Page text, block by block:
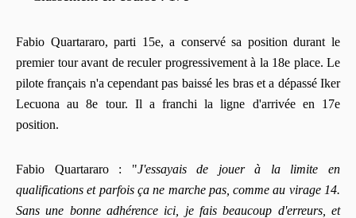
Fabio Quartararo, parti 15e, a conservé sa position durant le
premier tour avant de reculer progressivement à la 18e place. Le
pilote français n'a cependant pas baissé les bras et a dépassé Iker
Lecuona au 8e tour. Il a franchi la ligne d'arrivée en 17e
position.
Fabio Quartararo : "J'essayais de jouer à la limite en
qualifications et parfois ça ne marche pas, comme au virage 14.
Sans une bonne adhérence ici, je fais beaucoup d'erreurs, et